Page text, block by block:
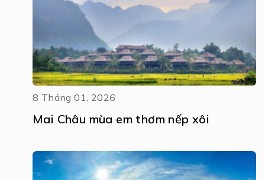
8 Tháng 01, 2026
Mai Châu mùa em thơm nếp xôi